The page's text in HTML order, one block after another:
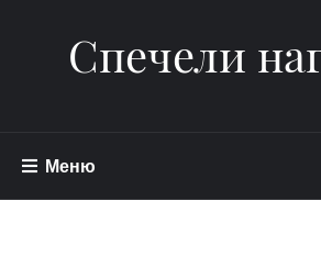
Спечели
Меню